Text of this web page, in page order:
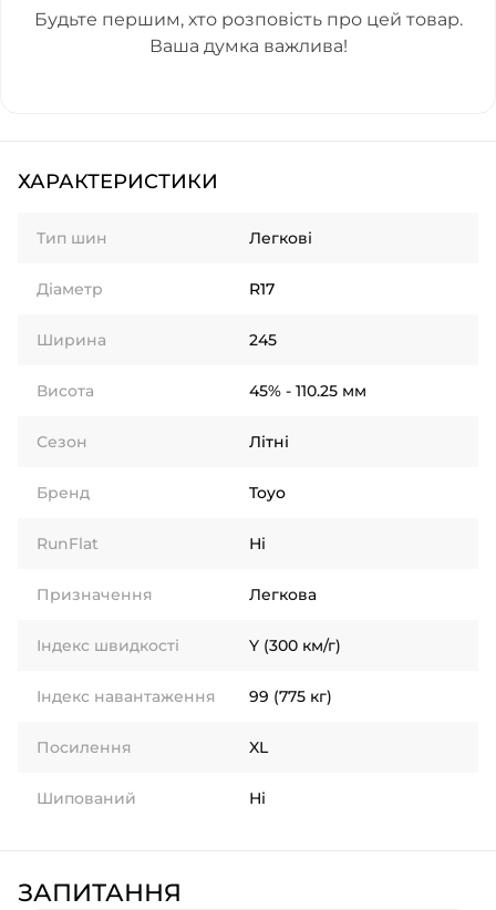
Будьте першим, хто розповість про цей товар.
Ваша думка важлива!
ХАРАКТЕРИСТИКИ
Тип шин Легкові
Діаметр R17
Ширина 245
Висота 45% - 110.25 мм
Сезон Літні
Бренд Toyo
RunFlat Ні
Призначення Легкова
Індекс швидкості Y (300 км/г)
Індекс навантаження 99 (775 кг)
Посилення XL
Шипований Ні
ЗАПИТАННЯ